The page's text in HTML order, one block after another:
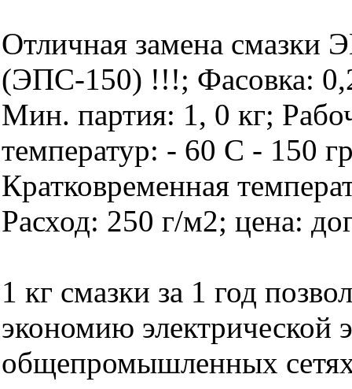
Отличная замена смазки
(ЭПС-150) !!!; Фасовка:
Мин. партия: 1, 0 кг;
температур: - 60 С - 150
Кратковременная
Расход: 250 г/м2; цена:
1 кг смазки за 1 год
экономию электрической
общепромышленных